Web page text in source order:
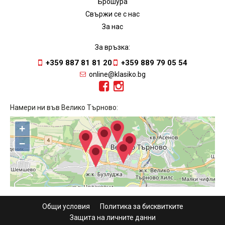
Свържи се с нас
За нас
За връзка:
+359 887 81 81 20 +359 889 79 05 54
online@klasiko.bg
Намери ни във Велико Търново:
+
−
Общи условия
Политика за бисквитките
Защита на личните данни